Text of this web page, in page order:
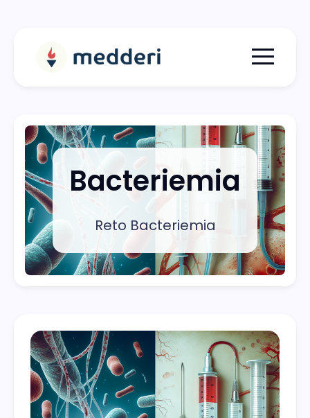
Menu
Bacteriemia
Reto Bacteriemia